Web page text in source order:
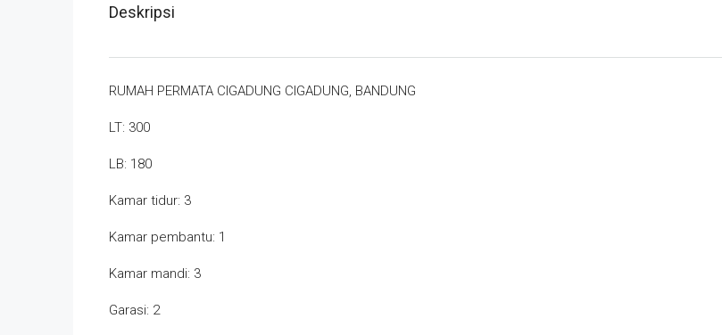
Deskripsi
RUMAH PERMATA CIGADUNG CIGADUNG, BANDUNG
LT: 300
LB: 180
Kamar tidur: 3
Kamar pembantu: 1
Kamar mandi: 3
Garasi: 2